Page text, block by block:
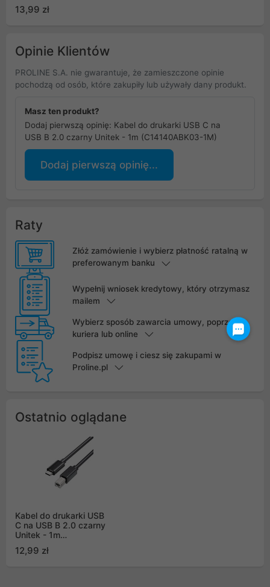
13,99 zł
Opinie Klientów
PROLINE S.A. nie gwarantuje, że zamieszczone opinie
pochodzą od osób, które zakupiły lub używały dany produkt.
Masz ten produkt?
Dodaj pierwszą opinię: Kabel do drukarki USB C na
USB B 2.0 czarny Unitek - 1m (C14140ABK03-1M)
Dodaj pierwszą opinię...
Raty
Złóż zamówienie i wybierz płatność ratalną w
preferowanym banku
Wypełnij wniosek kredytowy, który otrzymasz
mailem
Wybierz sposób zawarcia umowy, poprzez
kuriera lub online
Podpisz umowę i ciesz się zakupami w
Proline.pl
Ostatnio oglądane
Kabel do drukarki USB
C na USB B 2.0 czarny
Unitek - 1m
12,99 zł